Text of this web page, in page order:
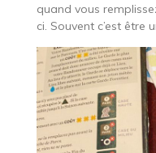
quand vous
ci. Souvent c’est être